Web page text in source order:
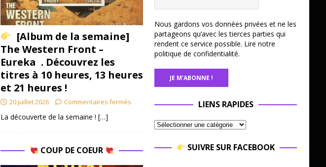
[Album de la semaine]
The Western Front –
Eureka . Découvrez les
titres à 10 heures, 13 heures
et 21 heures !
20 juillet 2026 Commentaires fermés
La découverte de la semaine ! […]
COUP DE COEUR
Nous gardons vos données privées et ne les
partageons qu’avec les tierces parties qui
rendent ce service possible. Lire notre
politique de confidentialité.
LIENS RAPIDES
SUIVRE SUR FACEBOOK